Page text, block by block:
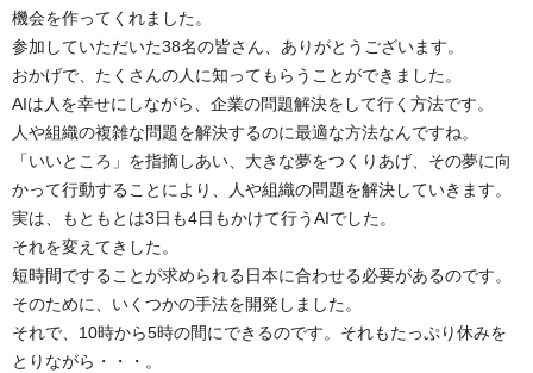
機会を作ってくれました。
参加していただいた38名の皆さん、ありがとうございます。
おかげで、たくさんの人に知ってもらうことができました。
AIは人を幸せにしながら、企業の問題解決をして行く方法です。
人や組織の複雑な問題を解決するのに最適な方法なんですね。
「いいところ」を指摘しあい、大きな夢をつくりあげ、その夢に向
かって行動することにより、人や組織の問題を解決していきます。
実は、もともとは3日も4日もかけて行うAIでした。
それを変えてきした。
短時間ですることが求められる日本に合わせる必要があるのです。
そのために、いくつかの手法を開発しました。
それで、10時から5時の間にできるのです。それもたっぷり休みを
とりながら・・・。